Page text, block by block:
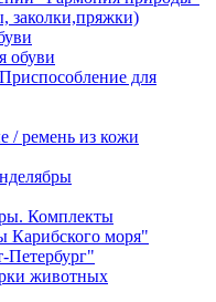
заколки,пряжки)
обуви
для
/ ремень из кожи
Комплекты
Карибского моря"
Петербург"
животных